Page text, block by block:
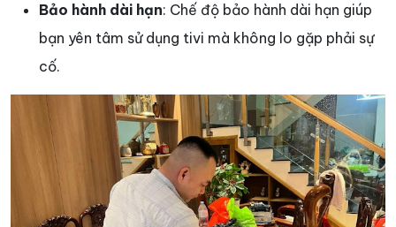
Bảo hành dài hạn: Chế độ bảo hành dài hạn giúp
bạn yên tâm sử dụng tivi mà không lo gặp phải sự
cố.